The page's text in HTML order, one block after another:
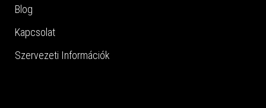
Blog
Kapcsolat
Szervezeti Információk